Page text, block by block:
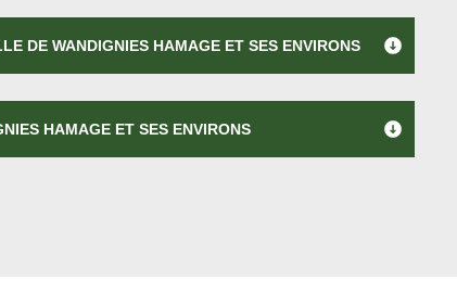
DE WANDIGNIES HAMAGE ET SES ENVIRONS
HAMAGE ET SES ENVIRONS